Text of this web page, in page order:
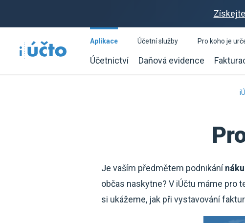
Získejte
Aplikace
Účetnictví Daňová evidence
Účetní služby
Pro koho je
Je vaším předmětem podnikání
občas naskytne? V iÚčtu máme pro
si ukážeme, jak při vystavování